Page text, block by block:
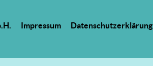
Impressum Datenschutzerklärung